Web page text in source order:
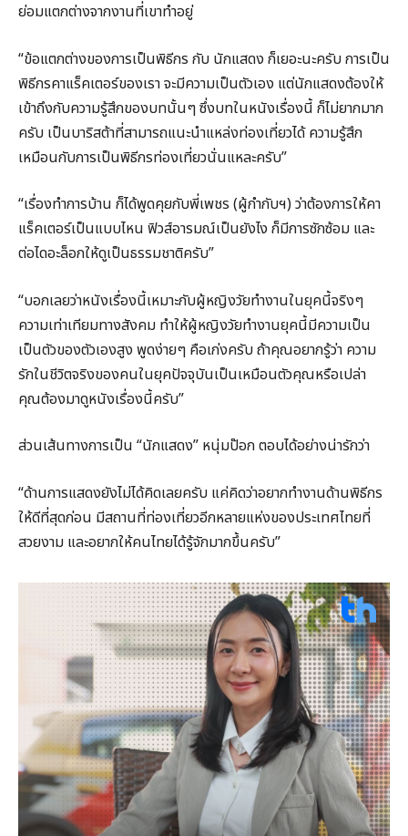
ย่อมแตกต่างจากงานที่เขาทำอยู่
“ข้อแตกต่างของการเป็นพิธีกร กับ นักแสดง ก็เยอะนะครับ การเป็น
พิธีกรคาแร็คเตอร์ของเรา จะมีความเป็นตัวเอง แต่นักแสดงต้องให้
เข้าถึงกับความรู้สึกของบทนั้นๆ ซึ่งบทในหนังเรื่องนี้ ก็ไม่ยากมาก
ครับ เป็นบาริสต้าที่สามารถแนะนำแหล่งท่องเที่ยวได้ ความรู้สึก
เหมือนกับการเป็นพิธีกรท่องเที่ยวนั่นแหละครับ”
“เรื่องทำการบ้าน ก็ได้พูดคุยกับพี่เพชร (ผู้กำกับฯ) ว่าต้องการให้คา
แร็คเตอร์เป็นแบบไหน ฟิวส์อารมณ์เป็นยังไง ก็มีการซักซ้อม และ
ต่อไดอะล็อกให้ดูเป็นธรรมชาติครับ”
“บอกเลยว่าหนังเรื่องนี้เหมาะกับผู้หญิงวัยทำงานในยุคนี้จริงๆ
ความเท่าเทียมทางสังคม ทำให้ผู้หญิงวัยทำงานยุคนี้มีความเป็น
เป็นตัวของตัวเองสูง พูดง่ายๆ คือเก่งครับ ถ้าคุณอยากรู้ว่า ความ
รักในชีวิตจริงของคนในยุคปัจจุบันเป็นเหมือนตัวคุณหรือเปล่า
คุณต้องมาดูหนังเรื่องนี้ครับ”
ส่วนเส้นทางการเป็น “นักแสดง” หนุ่มป๊อก ตอบได้อย่างน่ารักว่า
“ด้านการแสดงยังไม่ได้คิดเลยครับ แค่คิดว่าอยากทำงานด้านพิธีกร
ให้ดีที่สุดก่อน มีสถานที่ท่องเที่ยวอีกหลายแห่งของประเทศไทยที่
สวยงาม และอยากให้คนไทยได้รู้จักมากขึ้นครับ”